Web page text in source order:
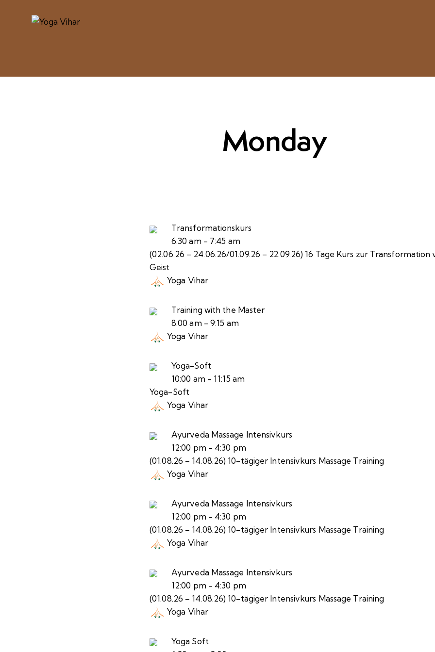
Monday
Transformationskurs
6:30 am- 7:45 am
(02.06.26 – 24.06.26/01.09.26 – 22.09.26) 16 Tage Kurs zur
Geist
Yoga Vihar
Training with the Master
8:00 am- 9:15 am
Yoga Vihar
Yoga-Soft
10:00 am- 11:15 am
Yoga-Soft
Yoga Vihar
Ayurveda Massage Intensivkurs
12:00 pm- 4:30 pm
(01.08.26 – 14.08.26) 10-tägiger Intensivkurs Massage Training
Yoga Vihar
Ayurveda Massage Intensivkurs
12:00 pm- 4:30 pm
(01.08.26 – 14.08.26) 10-tägiger Intensivkurs Massage Training
Yoga Vihar
Ayurveda Massage Intensivkurs
12:00 pm- 4:30 pm
(01.08.26 – 14.08.26) 10-tägiger Intensivkurs Massage Training
Yoga Vihar
Yoga Soft